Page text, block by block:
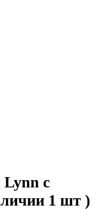
Lynn с
1 шт )